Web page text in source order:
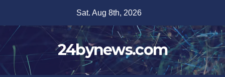
content
Sat. Aug 8th, 2026
24bynews.com